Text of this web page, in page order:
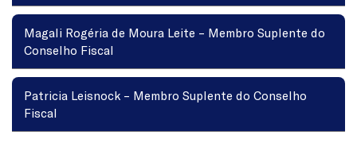
Magali Rogéria de Moura Leite – Membro Suplente do
Conselho Fiscal
Patricia Leisnock – Membro Suplente do Conselho
Fiscal